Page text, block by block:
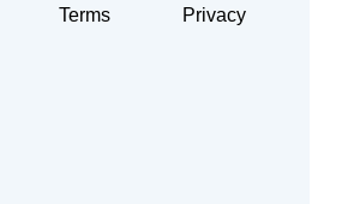
Terms Privacy